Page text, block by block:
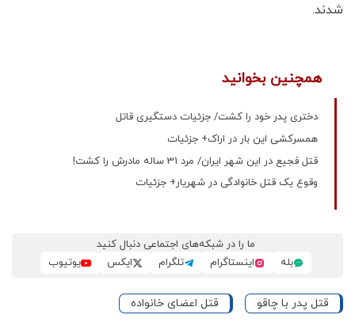
شدند.
همچنین بخوانید
دختری پدر خود را کشت/ جزئیات دستگیری قاتل
همسرکشی این بار در اراک+ جزئیات
قتل فجیع در این شهر ایران/ مرد 31 ساله مادرش را کشت!
وقوع یک قتل خانوادگی در شهریار+ جزئیات
ما را در شبکه‌های اجتماعی دنبال کنید
بله
اینستاگرام تلگرام ایکس یوتیوب
قتل پدر با چاقو قتل اعضای خانواده